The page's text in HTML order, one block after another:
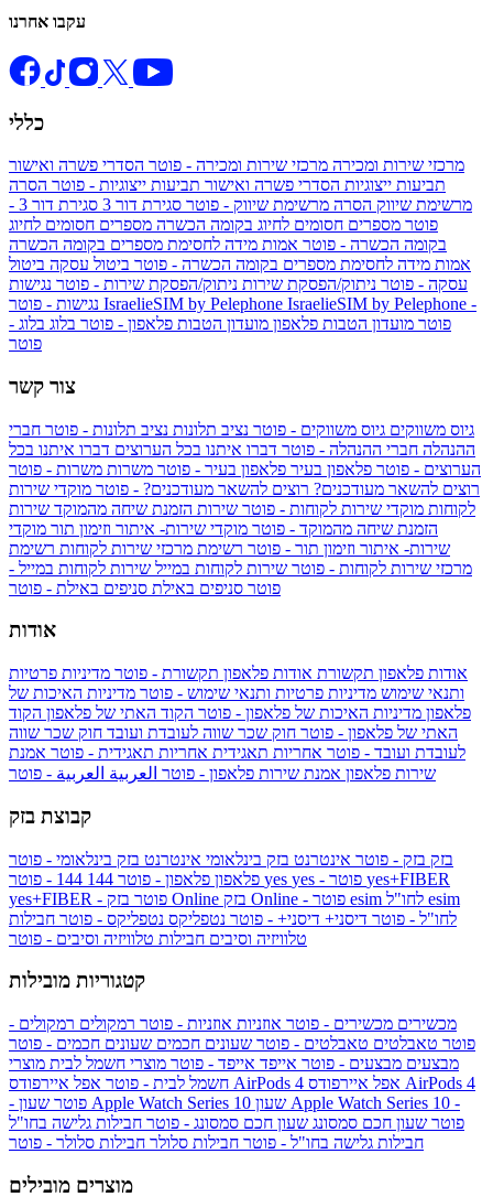
עקבו אחרנו
כללי
מרכזי שירות ומכירה מרכזי שירות ומכירה - פוטר הסדרי פשרה ואישור
תביעות ייצוגיות הסדרי פשרה ואישור תביעות ייצוגיות - פוטר הסרה
מרשימת שיווק הסרה מרשימת שיווק - פוטר סגירת דור 3
סגירת דור 3 -
פוטר מספרים חסומים לחיוג בקומה הכשרה מספרים חסומים לחיוג
בקומה הכשרה - פוטר אמות מידה לחסימת מספרים בקומה הכשרה
אמות מידה לחסימת מספרים בקומה הכשרה - פוטר ביטול עסקה ביטול
עסקה - פוטר ניתוק/הפסקת שירות ניתוק/הפסקת שירות - פוטר נגישות
IsraelieSIM by Pelephone IsraelieSIM by Pelephone -
פוטר מועדון הטבות פלאפון מועדון הטבות פלאפון - פוטר בלוג בלוג -
פוטר
צור קשר
גיוס משווקים גיוס משווקים - פוטר נציב תלונות נציב תלונות - פוטר חברי
ההנהלה חברי ההנהלה - פוטר דברו איתנו בכל הערוצים דברו איתנו בכל
הערוצים - פוטר פלאפון בעיר פלאפון בעיר - פוטר משרות משרות - פוטר
רוצים להשאר מעודכנים? רוצים להשאר מעודכנים? - פוטר מוקדי שירות
לקוחות מוקדי שירות לקוחות - פוטר שירות הזמנת שיחה מהמוקד שירות
הזמנת שיחה מהמוקד - פוטר מוקדי שירות- איתור וזימון תור מוקדי
שירות- איתור וזימון תור - פוטר רשימת מרכזי שירות לקוחות רשימת
מרכזי שירות לקוחות - פוטר שירות לקוחות במייל שירות לקוחות במייל -
פוטר סניפים באילת סניפים באילת - פוטר
אודות
אודות פלאפון תקשורת אודות פלאפון תקשורת - פוטר מדיניות פרטיות
ותנאי שימוש מדיניות פרטיות ותנאי שימוש - פוטר מדיניות האיכות של
פלאפון מדיניות האיכות של פלאפון - פוטר הקוד האתי של פלאפון הקוד
האתי של פלאפון - פוטר חוק שכר שווה לעובדת ועובד חוק שכר שווה
לעובדת ועובד - פוטר אחריות תאגידית אחריות תאגידית - פוטר אמנת
שירות פלאפון אמנת שירות פלאפון - פוטר العربية العربية - פוטר
קבוצת בזק
בזק בזק - פוטר אינטרנט בזק בינלאומי אינטרנט בזק בינלאומי - פוטר
פלאפון פלאפון - פוטר 144 yes
yes+FIBER
yes+FIBER - פוטר בזק Online
esim
לחו"ל - פוטר דיסני+ דיסני+ - פוטר נטפליקס נטפליקס - פוטר חבילות
טלוויזיה וסיבים חבילות טלוויזיה וסיבים - פוטר
קטגוריות מובילות
מכשירים מכשירים - פוטר אוזניות אוזניות - פוטר רמקולים רמקולים -
פוטר טאבלטים טאבלטים - פוטר שעונים חכמים שעונים חכמים - פוטר
מבצעים מבצעים - פוטר אייפד אייפד - פוטר מוצרי חשמל לבית מוצרי
חשמל לבית - פוטר אפל איירפודס AirPods 4 אפל איירפודס AirPods 4
- פוטר שעון Apple Watch Series 10 שעון Apple Watch Series 10 -
פוטר שעון חכם סמסונג שעון חכם סמסונג - פוטר חבילות גלישה בחו"ל
חבילות גלישה בחו"ל - פוטר חבילות סלולר חבילות סלולר - פוטר
מוצרים מובילים